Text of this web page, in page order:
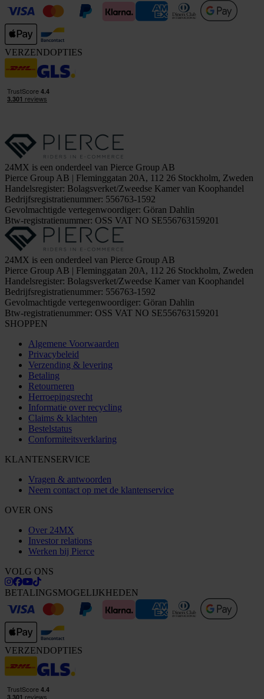
VERZENDOPTIES
24MX is een onderdeel van Pierce Group AB
Pierce Group AB | Fleminggatan 20A, 112 26 Stockholm, Zweden
Handelsregister: Bolagsverket/Zweedse Kamer van Koophandel
Bedrijfsregistratienummer: 556763-1592
Gevolmachtigde vertegenwoordiger: Göran Dahlin
Btw-registratienummer: OSS VAT NO SE556763159201
24MX is een onderdeel van Pierce Group AB
Pierce Group AB | Fleminggatan 20A, 112 26 Stockholm, Zweden
Handelsregister: Bolagsverket/Zweedse Kamer van Koophandel
Bedrijfsregistratienummer: 556763-1592
Gevolmachtigde vertegenwoordiger: Göran Dahlin
Btw-registratienummer: OSS VAT NO SE556763159201
SHOPPEN
Algemene Voorwaarden
Privacybeleid
Verzending & levering
Betaling
Retourneren
Herroepingsrecht
Informatie over recycling
Claims & klachten
Bestelstatus
Conformiteitsverklaring
KLANTENSERVICE
Vragen & antwoorden
Neem contact op met de klantenservice
OVER ONS
Over 24MX
Investor relations
Werken bij Pierce
VOLG ONS
BETALINGSMOGELIJKHEDEN
VERZENDOPTIES